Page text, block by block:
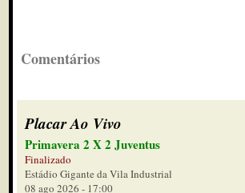
Comentários
Placar Ao Vivo
Primavera 2 X 2 Juventus
Finalizado
Estádio Gigante da Vila Industrial
08 ago 2026 - 17:00